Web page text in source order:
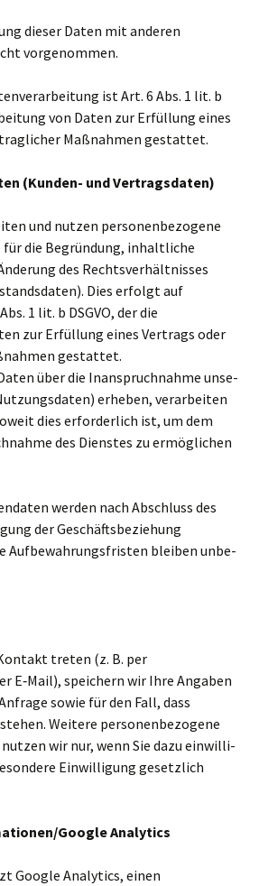
dieser Daten mit ande­ren
vor­ge­nom­men.
ist Art. 6 Abs. 1 lit. b
von Daten zur Erfüllung eines
Maßnahmen gestat­tet.
(Kunden- und Vertragsdaten)
und nutzen per­so­nen­be­zo­gene
für die Begründung, inhalt­li­che
des Rechtsverhältnisses
Dies erfolgt auf
1 lit. b DSGVO, der die
zur Erfüllung eines Vertrags oder
gestat­tet.
über die Inanspruchnahme unse­
erhe­ben, ver­ar­bei­ten
dies erfor­der­lich ist, um dem
des Dienstes zu ermög­li­chen
werden nach Abschluss des
der Geschäftsbeziehung
Aufbewahrungsfristen blei­ben unbe­
treten (z. B. per
E‑Mail), spei­chern wir Ihre Angaben
sowie für den Fall, dass
Weitere per­so­nen­be­zo­gene
wir nur, wenn Sie dazu ein­wil­li­
Einwilligung gesetz­lich
Google Analytics
Google Analytics, einen